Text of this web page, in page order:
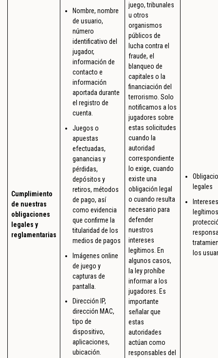
Cumplimiento
de nuestras
obligaciones
legales y
reglamentarias
Nombre, nombre
de usuario,
número
identificativo del
jugador,
información de
contacto e
información
aportada durante
el registro de
cuenta.
Juegos o
apuestas
efectuadas,
ganancias y
pérdidas,
depósitos y
retiros, métodos
de pago, así
como evidencia
que confirme la
titularidad de los
medios de pagos
Imágenes online
de juego y
capturas de
pantalla.
Dirección IP,
dirección MAC,
tipo de
dispositivo,
aplicaciones,
ubicación.
juego, tribunales
u otros
organismos
públicos de
lucha contra el
fraude, el
blanqueo de
capitales o la
financiación del
terrorismo. Solo
notificamos a los
jugadores sobre
estas solicitudes
cuando la
autoridad
correspondiente
lo exige, cuando
existe una
obligación legal
o cuando resulta
necesario para
defender
nuestros
intereses
legítimos. En
algunos casos,
la ley prohíbe
informar a los
jugadores. Es
importante
señalar que
estas
autoridades
actúan como
responsables del
legales
Intereses
los